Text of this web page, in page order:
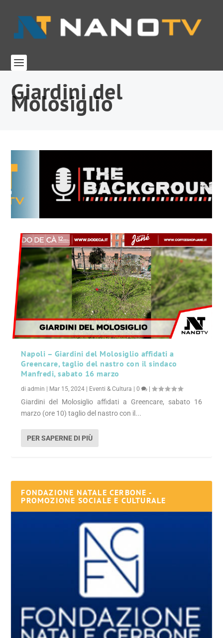
Giardini del
Molosiglio
Napoli – Giardini del Molosiglio affidati a
Greencare, taglio del nastro con il sindaco
Manfredi, sabato 16 marzo
diadmin Mar 15, 2024 Eventi & Cultura |0 |
Giardini del Molosiglio affidati a Greencare, sabato 16
marzo (ore 10) taglio del nastro con il...
PER SAPERNE DI PIÙ
FONDAZIONE NATALE CERBONE -
PROMOZIONE SOCIALE E CULTURALE